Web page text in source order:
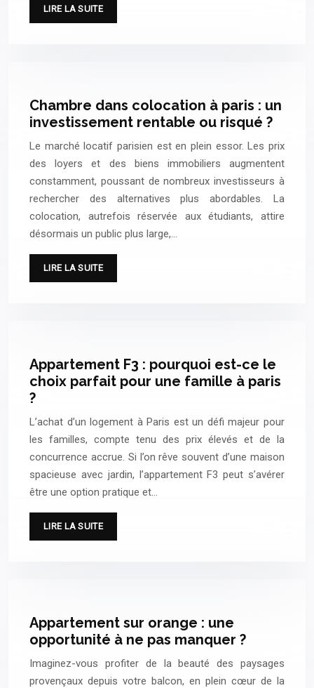
LIRE LA SUITE
Chambre dans colocation à paris : un
investissement rentable ou risqué ?
Le marché locatif parisien est en plein essor. Les prix
des loyers et des biens immobiliers augmentent
constamment, poussant de nombreux investisseurs à
rechercher des alternatives plus abordables. La
colocation, autrefois réservée aux étudiants, attire
désormais un public plus large,…
LIRE LA SUITE
Appartement F3 : pourquoi est-ce le
choix parfait pour une famille à paris
?
L’achat d’un logement à Paris est un défi majeur pour
les familles, compte tenu des prix élevés et de la
concurrence accrue. Si l’on rêve souvent d’une maison
spacieuse avec jardin, l’appartement F3 peut s’avérer
être une option pratique et…
LIRE LA SUITE
Appartement sur orange : une
opportunité à ne pas manquer ?
Imaginez-vous profiter de la beauté des paysages
provençaux depuis votre balcon, en plein cœur de la